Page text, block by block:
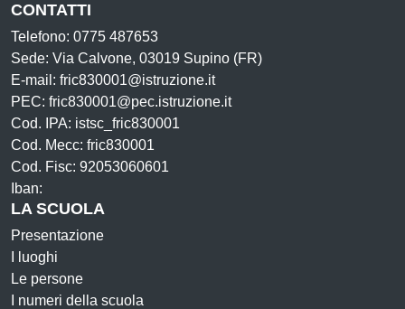
CONTATTI
Telefono: 0775 487653
Sede: Via Calvone, 03019 Supino (FR)
E-mail: fric830001@istruzione.it
PEC: fric830001@pec.istruzione.it
Cod. IPA: istsc_fric830001
Cod. Mecc: fric830001
Cod. Fisc: 92053060601
Iban:
LA SCUOLA
Presentazione
I luoghi
Le persone
I numeri della scuola